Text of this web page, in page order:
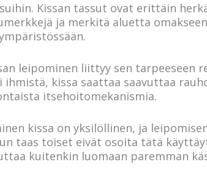
Kissan tassut ovat erittäin
ja merkitä aluetta
leipominen liittyy sen tarpeeseen
kissa saattaa saavuttaa
itsehoitomekanismia.
kissa on yksilöllinen, ja
taas toiset eivät osoita tätä
kuitenkin luomaan paremman